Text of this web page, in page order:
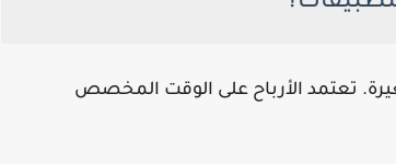
تعتمد الأرباح على الوقت المخصص